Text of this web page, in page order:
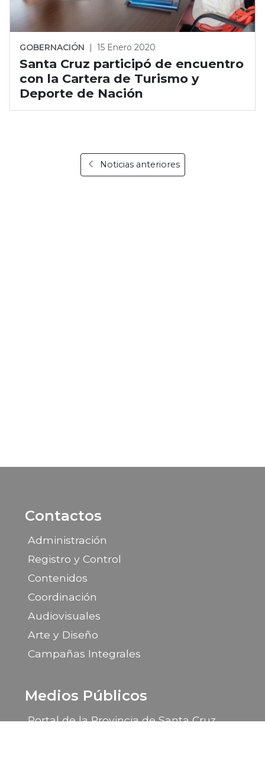
GOBERNACIÓN | 15 Enero 2020
Santa Cruz participó de encuentro
con la Cartera de Turismo y
Deporte de Nación
Noticias anteriores
Contactos
Administración
Registro y Control
Contenidos
Coordinación
Audiovisuales
Arte y Diseño
Campañas Integrales
Medios Públicos
Portal de la Provincia de Santa Cruz